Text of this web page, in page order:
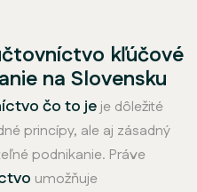
kľúčové
na Slovensku
čo to jeje dôležité
princípy, ale aj zásadný
podnikanie. Práve
umožňuje